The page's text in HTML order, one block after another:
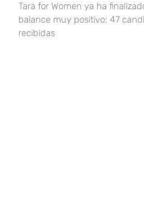
Tara for Women ya ha
balance muy positivo: 47
recibidas